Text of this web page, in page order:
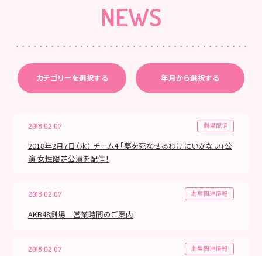
NEWS
カテゴリーを選択する 年月から選択する
2018.02.07 劇場配信
2018年2月7日（水） チーム4 「夢を死なせるわけにいかない」公
演 女性限定公演を配信！
2018.02.07 劇場関連情報
AKB48劇場 営業時間のご案内
2018.02.07 劇場関連情報